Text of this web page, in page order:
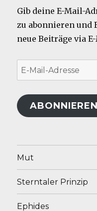
Gib deine E-Mail-
zu abonnieren und
neue Beiträge via
E-
Mail-
Adresse
ABONNIEREN
Mut
Sterntaler Prinzip
Ephides